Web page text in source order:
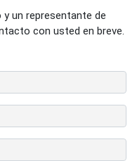
un representante de
con usted en breve.